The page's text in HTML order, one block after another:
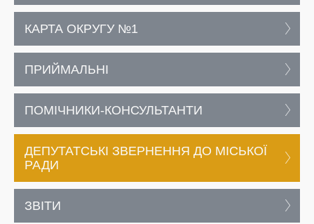
КАРТА ОКРУГУ №1
ПРИЙМАЛЬНІ
ПОМІЧНИКИ-КОНСУЛЬТАНТИ
ДЕПУТАТСЬКІ ЗВЕРНЕННЯ ДО МІСЬКОЇ
РАДИ
ЗВІТИ